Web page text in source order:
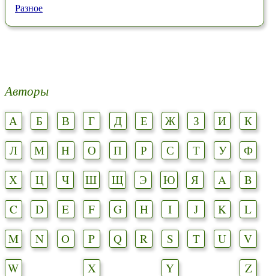
Разное
Авторы
А Б В Г Д Е Ж З И
К
Л
М Н О П Р С Т У
Ф
Х
Ц Ч Ш Щ Э Ю Я A
B
C
D E F G H I J K
L
M
N O P Q R S T U
V
W
X Y Z